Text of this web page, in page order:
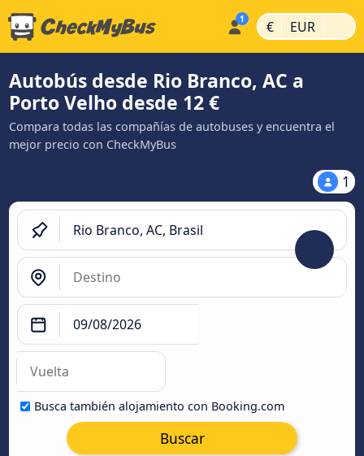
€ | EUR |
Autobús desde Rio Branco, AC a
Porto Velho desde 12 €
Compara todas las compañías de autobuses y encuentra el
mejor precio con CheckMyBus
1
Busca también alojamiento con Booking.com
Buscar